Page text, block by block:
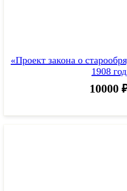
«Проект закона о
1908 год
10000